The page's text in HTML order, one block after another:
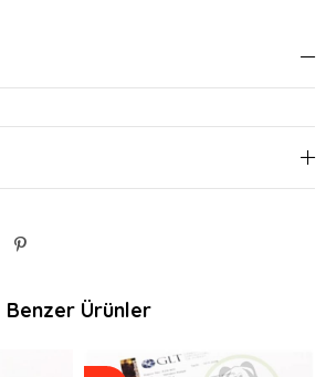
Benzer Ürünler